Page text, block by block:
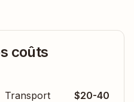
coûts
Transport
$20-40